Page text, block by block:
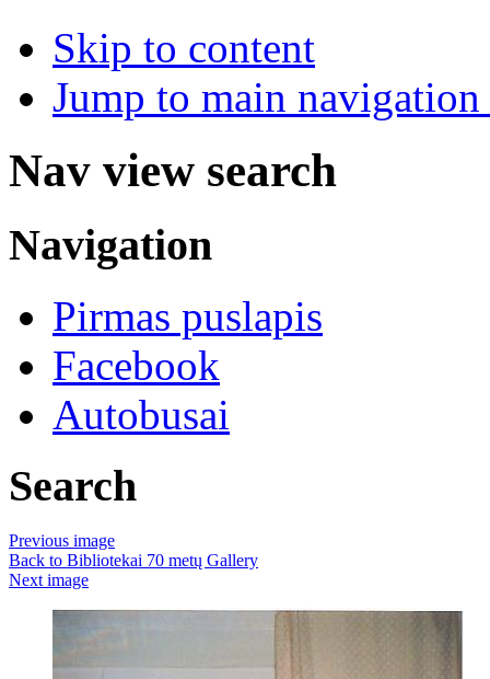
Skip to content
Jump to main
Nav view search
Navigation
Pirmas puslapis
Facebook
Autobusai
Search
Previous image
Back to Bibliotekai 70 metų Gallery
Next image